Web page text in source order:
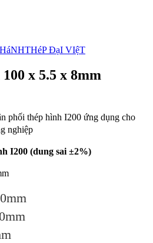
THéP ĐạI VIệT
x 5.5 x 8mm
phối thép hình I200 ứng dụng cho
nghiệp
I200 (dung sai ±2%)